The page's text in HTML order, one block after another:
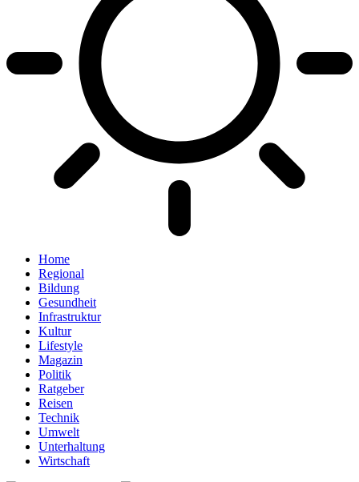
Home
Regional
Bildung
Gesundheit
Infrastruktur
Kultur
Lifestyle
Magazin
Politik
Ratgeber
Reisen
Technik
Umwelt
Unterhaltung
Wirtschaft